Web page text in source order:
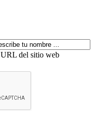
URL del sitio web